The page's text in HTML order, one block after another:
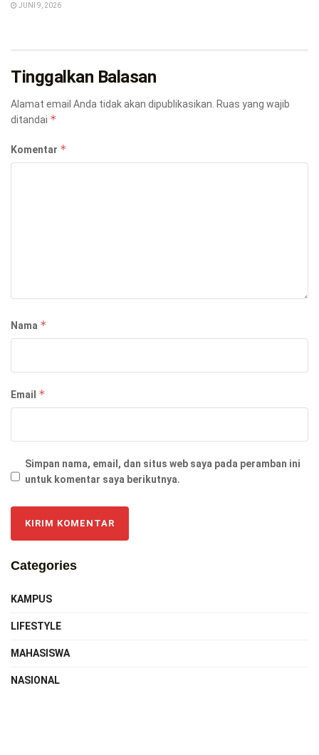
JUNI 9, 2026
Tinggalkan Balasan
Alamat email Anda tidak akan dipublikasikan. Ruas yang wajib
ditandai *
Komentar *
Nama *
Email *
Simpan nama, email, dan situs web saya pada peramban ini
untuk komentar saya berikutnya.
Categories
KAMPUS
LIFESTYLE
MAHASISWA
NASIONAL